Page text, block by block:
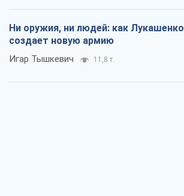
Ни оружия, ни людей: как Лукашенко
создает новую армию
Игар Тышкевич 11,8 т.